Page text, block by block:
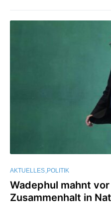
AKTUELLES POLITIK
Wadephul mahnt
Zusammenhalt in